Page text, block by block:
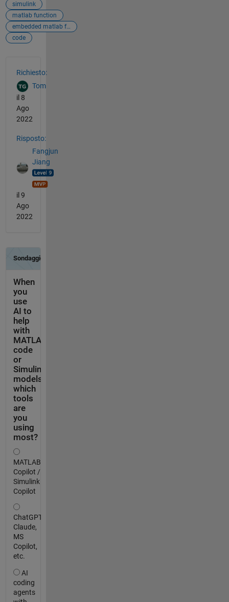
simulink
matlab function
embedded matlab function
code
Richiesto:
Tom
il 8
Ago
2022
Risposto:
Fangjun
Jiang
il 9
Ago
2022